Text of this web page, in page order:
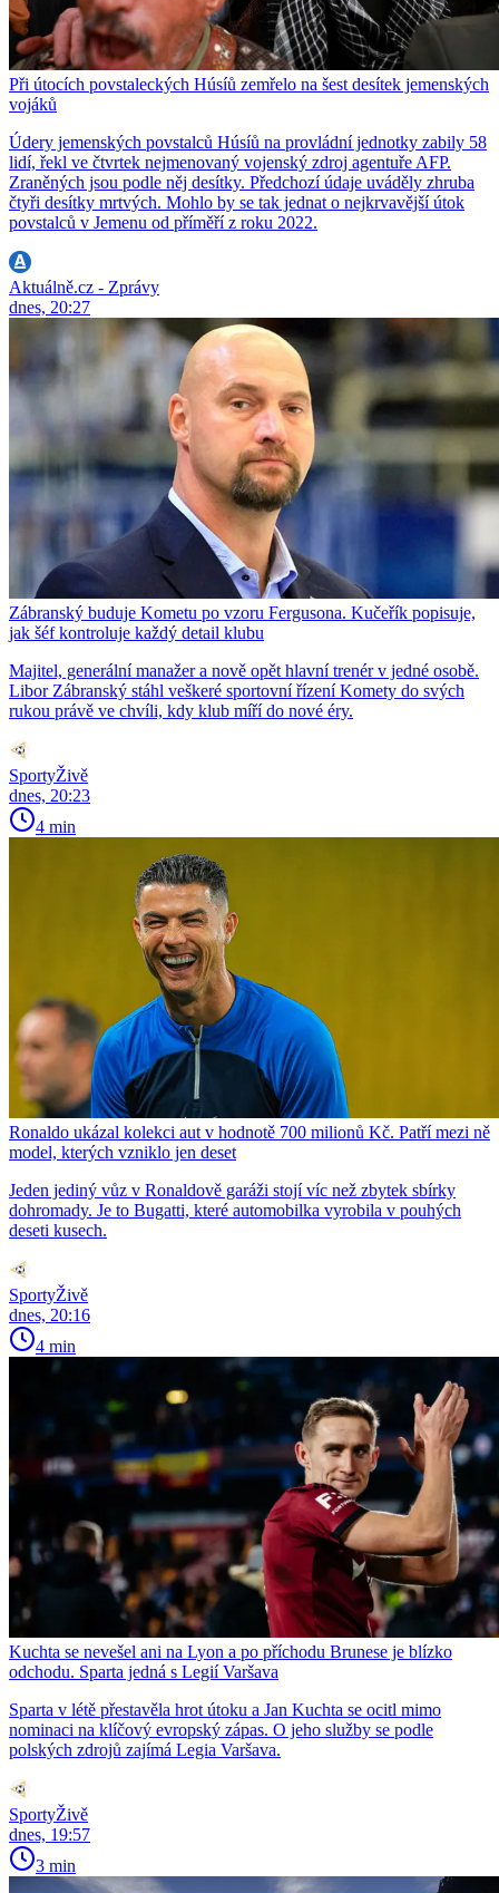
Při útocích povstaleckých Húsíů zemřelo na šest desítek jemenských
vojáků
Údery jemenských povstalců Húsíů na provládní jednotky zabily 58
lidí, řekl ve čtvrtek nejmenovaný vojenský zdroj agentuře AFP.
Zraněných jsou podle něj desítky. Předchozí údaje uváděly zhruba
čtyři desítky mrtvých. Mohlo by se tak jednat o nejkrvavější útok
povstalců v Jemenu od příměří z roku 2022.
Aktuálně.cz - Zprávy
dnes, 20:27
Zábranský buduje Kometu po vzoru Fergusona. Kučeřík popisuje,
jak šéf kontroluje každý detail klubu
Majitel, generální manažer a nově opět hlavní trenér v jedné osobě.
Libor Zábranský stáhl veškeré sportovní řízení Komety do svých
rukou právě ve chvíli, kdy klub míří do nové éry.
SportyŽivě
dnes, 20:23
4 min
Ronaldo ukázal kolekci aut v hodnotě 700 milionů Kč. Patří mezi ně
model, kterých vzniklo jen deset
Jeden jediný vůz v Ronaldově garáži stojí víc než zbytek sbírky
dohromady. Je to Bugatti, které automobilka vyrobila v pouhých
deseti kusech.
SportyŽivě
dnes, 20:16
4 min
Kuchta se nevešel ani na Lyon a po příchodu Brunese je blízko
odchodu. Sparta jedná s Legií Varšava
Sparta v létě přestavěla hrot útoku a Jan Kuchta se ocitl mimo
nominaci na klíčový evropský zápas. O jeho služby se podle
polských zdrojů zajímá Legia Varšava.
SportyŽivě
dnes, 19:57
3 min